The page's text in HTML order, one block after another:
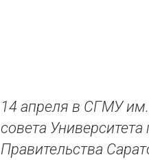
14 апреля в СГМУ
совета
Правительства